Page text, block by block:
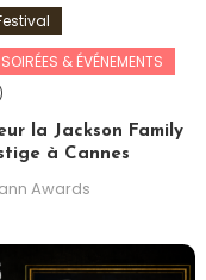
SOIRÉES & ÉVÉNEMENTS
la Jackson Family
à Cannes
Awards